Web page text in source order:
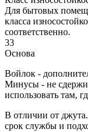
Для бытовых
класса
соответственно.
33
Основа
Войлок -
Минусы - не
использовать там,
В отличии от
срок службы и